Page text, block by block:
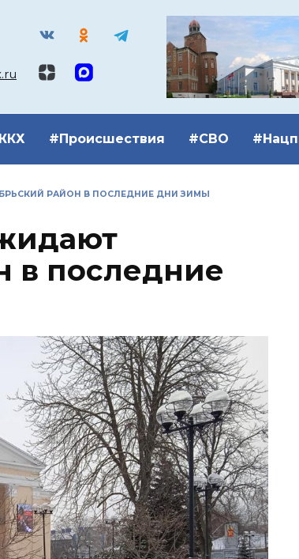
#Происшествия #СВО
РАЙОН В ПОСЛЕДНИЕ ДНИ ЗИМЫ
в последние